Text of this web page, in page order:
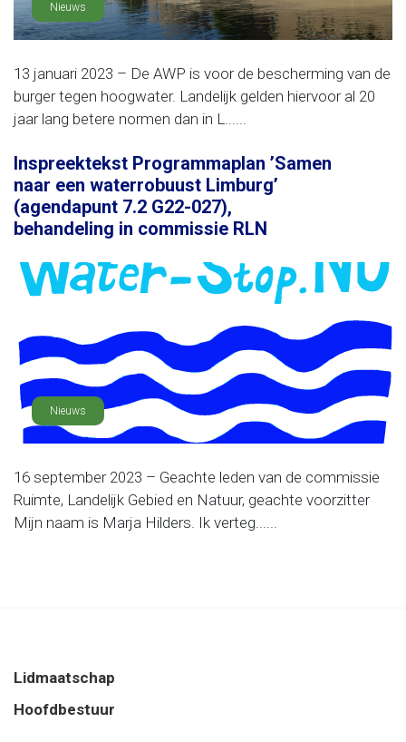
Nieuws
13 januari 2023 – De AWP is voor de bescherming van de
burger tegen hoogwater. Landelijk gelden hiervoor al 20
jaar lang betere normen dan in L......
Inspreektekst Programmaplan ’Samen
naar een waterrobuust Limburg’
(agendapunt 7.2 G22-027),
behandeling in commissie RLN
Nieuws
16 september 2023 – Geachte leden van de commissie
Ruimte, Landelijk Gebied en Natuur, geachte voorzitter
Mijn naam is Marja Hilders. Ik verteg......
Lidmaatschap
Hoofdbestuur